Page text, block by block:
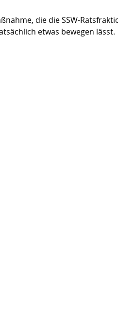
die die SSW-
etwas bewegen lässt.